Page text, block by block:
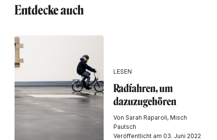
Entdecke auch
LESEN
Radfahren, um
dazuzugehören
Von Sarah Raparoli, Misch
Pautsch
Veröffentlicht am 03. Juni 2022